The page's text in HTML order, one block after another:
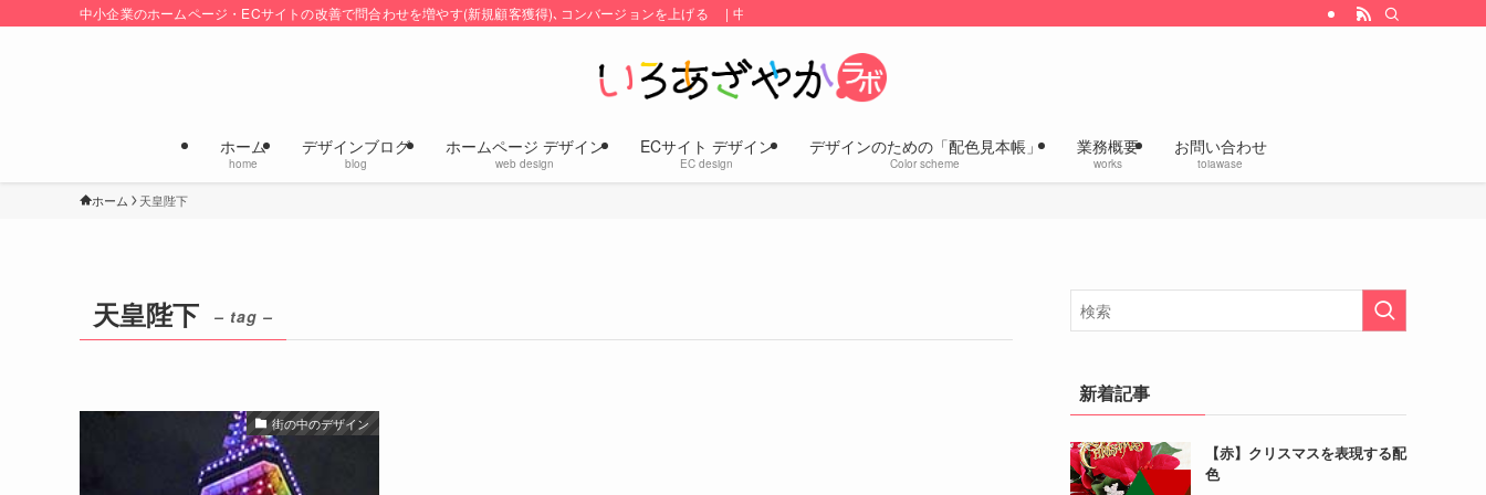
中小企業のホームページ・ECサイトの改善で問合わせを増やす(新規顧客獲得)､コンバージョンを上げる | 中小企業のホームページ・ECサイトの改善、企画デザインの「いろあざやかラボ」
ホーム
home
デザインブログ
blog
ホームページ デザイン
web design
ECサイト デザイン
EC design
デザインのための「配色見本帳」
Color scheme
業務概要
works
お問い合わせ
toiawase
ホーム 天皇陛下
天皇陛下 – tag –
街の中のデザイン
新着記事
【赤】クリスマスを表現する配
色